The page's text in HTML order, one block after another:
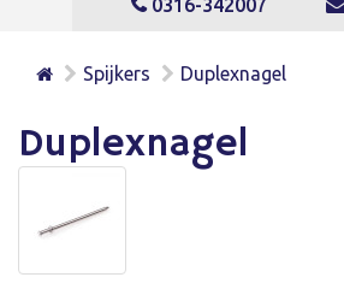
0316-342007
Spijkers Duplexnagel
Duplexnagel